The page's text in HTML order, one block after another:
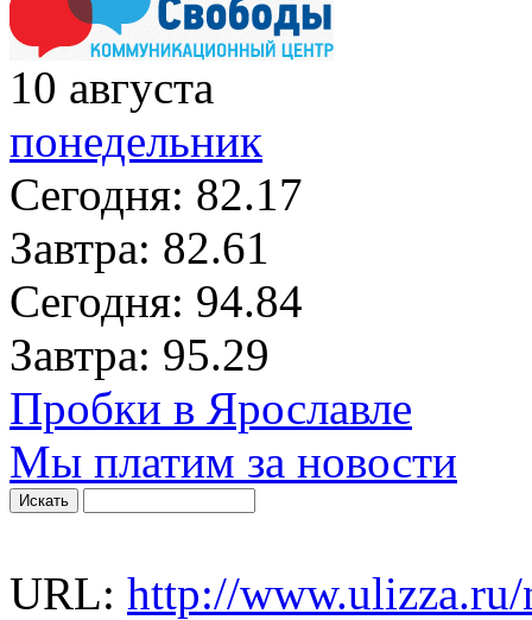
10 августа
понедельник
Сегодня: 82.17
Завтра: 82.61
Сегодня: 94.84
Завтра: 95.29
Пробки в Ярославле
Мы платим за новости
URL: http://